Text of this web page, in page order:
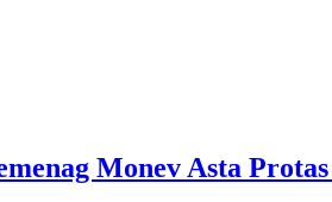
Monev Asta